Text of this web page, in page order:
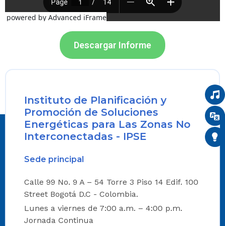
powered by Advanced iFrame
Descargar Informe
Instituto de Planificación y
Promoción de Soluciones
Energéticas para Las Zonas No
Interconectadas - IPSE
Sede principal
Calle 99 No. 9 A – 54 Torre 3 Piso 14 Edif. 100
Street Bogotá D.C - Colombia.
Lunes a viernes de 7:00 a.m. – 4:00 p.m.
Jornada Continua